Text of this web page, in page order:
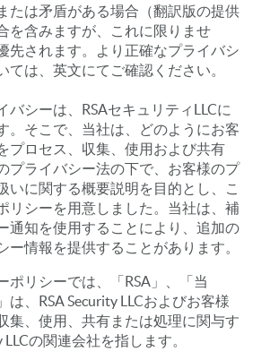
たは矛盾がある場合（翻訳版の提供
を含みますが、これに限りませ
先されます。より正確なプライバシ
ては、英文にてご確認ください。
バシーは、RSAセキュリティLLCに
。そこで、当社は、どのようにお客
プロセス、収集、使用および共有
プライバシー法の下で、お客様のプ
いに関する概要説明を目的とし、こ
リシーを用意しました。当社は、補
通知を使用することにより、追加の
ー情報を提供することがあります。
ポリシーでは、「RSA」、「当
は、RSA Security LLCおよびお客様
集、使用、共有または処理に関与す
LLCの関連会社を指します。